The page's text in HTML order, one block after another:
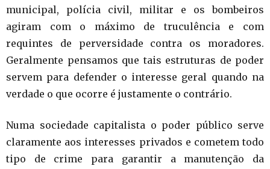
municipal, polícia civil, militar e os bombeiros
agiram com o máximo de truculência e com
requintes de perversidade contra os moradores.
Geralmente pensamos que tais estruturas de poder
servem para defender o interesse geral quando na
verdade o que ocorre é justamente o contrário.
Numa sociedade capitalista o poder público serve
claramente aos interesses privados e cometem todo
tipo de crime para garantir a manutenção da